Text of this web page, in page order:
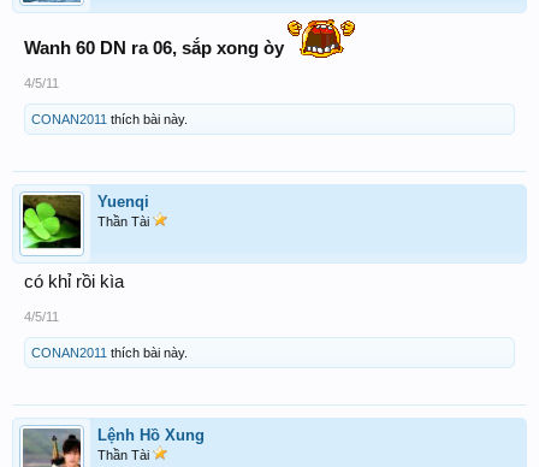
Wanh 60 DN ra 06, sắp xong òy
4/5/11
CONAN2011 thích bài này.
Yuenqi
Thần Tài
có khỉ rồi kìa
4/5/11
CONAN2011 thích bài này.
Lệnh Hồ Xung
Thần Tài